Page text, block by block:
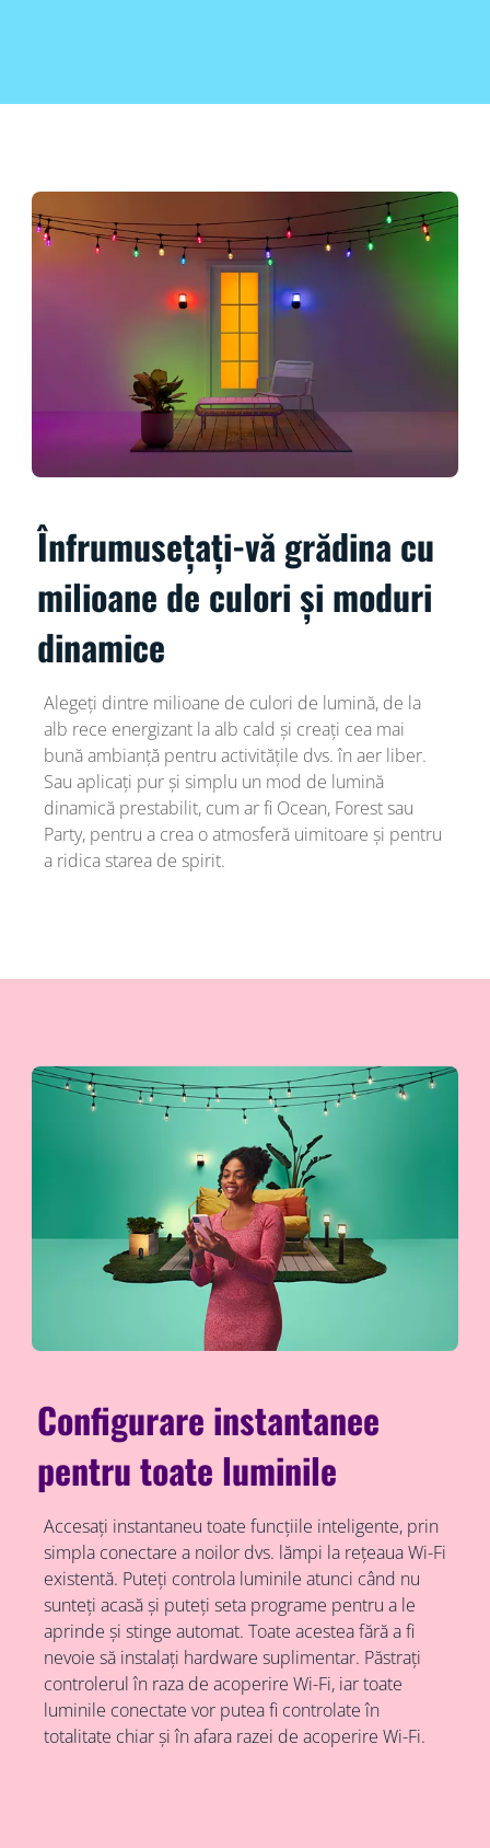
Înfrumusețați-vă grădina cu
milioane de culori și moduri
dinamice
Alegeți dintre milioane de culori de lumină, de la
alb rece energizant la alb cald și creați cea mai
bună ambianță pentru activitățile dvs. în aer liber.
Sau aplicați pur și simplu un mod de lumină
dinamică prestabilit, cum ar fi Ocean, Forest sau
Party, pentru a crea o atmosferă uimitoare și pentru
a ridica starea de spirit.
Configurare instantanee
pentru toate luminile
Accesați instantaneu toate funcțiile inteligente, prin
simpla conectare a noilor dvs. lămpi la rețeaua Wi-Fi
existentă. Puteți controla luminile atunci când nu
sunteți acasă și puteți seta programe pentru a le
aprinde și stinge automat. Toate acestea fără a fi
nevoie să instalați hardware suplimentar. Păstrați
controlerul în raza de acoperire Wi-Fi, iar toate
luminile conectate vor putea fi controlate în
totalitate chiar și în afara razei de acoperire Wi-Fi.